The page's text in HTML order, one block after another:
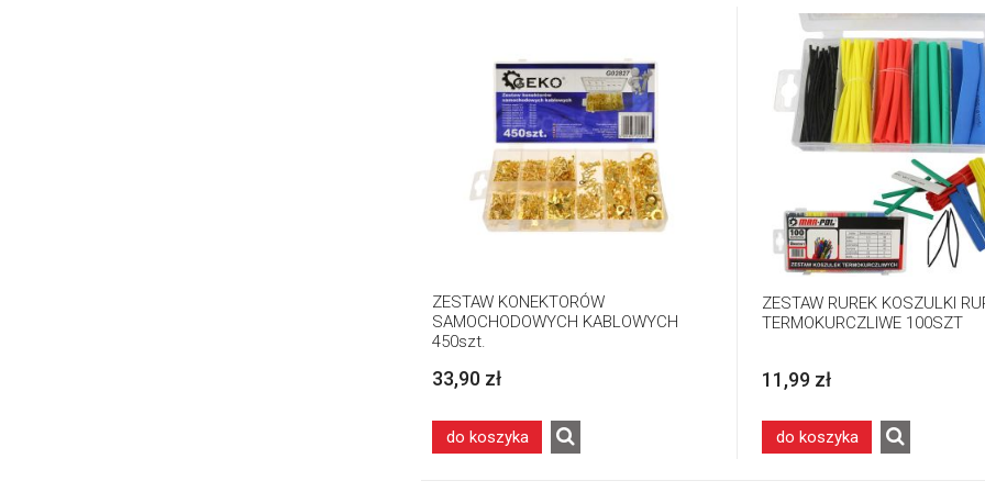
ZESTAW KONEKTORÓW
SAMOCHODOWYCH KABLOWYCH
450szt.
33,90 zł
do koszyka
ZESTAW RUREK KOSZULKI
TERMOKURCZLIWE 100SZT
11,99 zł
do koszyka